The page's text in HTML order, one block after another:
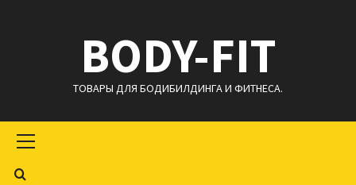
BODY-FIT
ТОВАРЫ ДЛЯ БОДИБИЛДИНГА И ФИТНЕСА.
меню